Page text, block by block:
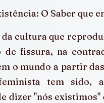
O Saber que
cultura que
de fissura, na
o mundo a partir
tem sido,
dizer "nós